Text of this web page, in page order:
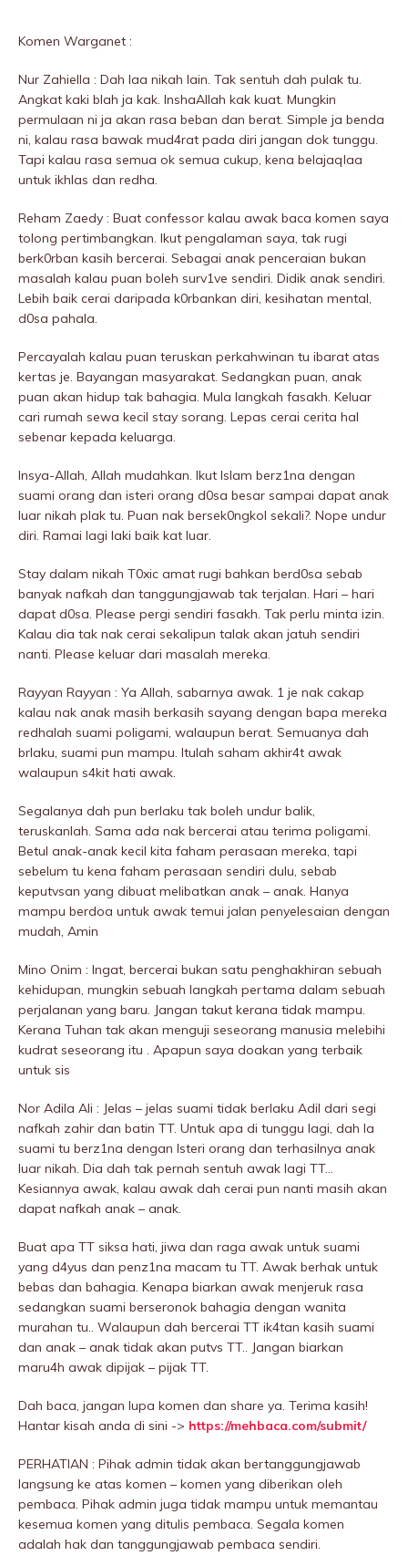
Komen Warganet :
Nur Zahiella : Dah laa nikah lain. Tak sentuh dah pulak tu.
Angkat kaki bIah ja kak. InshaAllah kak kuat. Mungkin
permulaan ni ja akan rasa beban dan berat. Simple ja benda
ni, kalau rasa bawak mud4rat pada diri jangan dok tunggu.
Tapi kalau rasa semua ok semua cukup, kena belajaqlaa
untuk ikhlas dan redha.
Reham Zaedy : Buat confessor kalau awak baca komen saya
tolong pertimbangkan. Ikut pengalaman saya, tak rugi
berk0rban kasih bercerai. Sebagai anak penceraian bukan
masalah kalau puan boleh surv1ve sendiri. Didik anak sendiri.
Lebih baik cerai daripada k0rbankan diri, kesihatan mentaI,
d0sa pahala.
Percayalah kalau puan teruskan perkahwinan tu ibarat atas
kertas je. Bayangan masyarakat. Sedangkan puan, anak
puan akan hidup tak bahagia. Mula langkah fasakh. Keluar
cari rumah sewa kecil stay sorang. Lepas cerai cerita hal
sebenar kepada keluarga.
Insya-Allah, Allah mudahkan. Ikut Islam berz1na dengan
suami orang dan isteri orang d0sa besar sampai dapat anak
luar nikah plak tu. Puan nak bersek0ngkol sekali?. Nope undur
diri. Ramai lagi laki baik kat luar.
Stay dalam nikah T0xic amat rugi bahkan berd0sa sebab
banyak nafkah dan tanggungjawab tak terjalan. Hari – hari
dapat d0sa. Please pergi sendiri fasakh. Tak perlu minta izin.
Kalau dia tak nak cerai sekalipun taIak akan jatuh sendiri
nanti. Please keluar dari masalah mereka.
Rayyan Rayyan : Ya Allah, sabarnya awak. 1 je nak cakap
kalau nak anak masih berkasih sayang dengan bapa mereka
redhalah suami poIigami, walaupun berat. Semuanya dah
brlaku, suami pun mampu. Itulah saham akhir4t awak
walaupun s4kit hati awak.
Segalanya dah pun berlaku tak boleh undur balik,
teruskanlah. Sama ada nak bercerai atau terima poligami.
Betul anak-anak kecil kita faham perasaan mereka, tapi
sebelum tu kena faham perasaan sendiri dulu, sebab
keputvsan yang dibuat melibatkan anak – anak. Hanya
mampu berdoa untuk awak temui jalan penyelesaian dengan
mudah, Amin
Mino Onim : Ingat, bercerai bukan satu penghakhiran sebuah
kehidupan, mungkin sebuah langkah pertama dalam sebuah
perjalanan yang baru. Jangan takut kerana tidak mampu.
Kerana Tuhan tak akan menguji seseorang manusia melebihi
kudrat seseorang itu . Apapun saya doakan yang terbaik
untuk sis
Nor Adila Ali : Jelas – jelas suami tidak berlaku Adil dari segi
nafkah zahir dan batin TT. Untuk apa di tunggu lagi, dah la
suami tu berz1na dengan Isteri orang dan terhasilnya anak
luar nikah. Dia dah tak pernah sentuh awak lagi TT…
Kesiannya awak, kalau awak dah cerai pun nanti masih akan
dapat nafkah anak – anak.
Buat apa TT siksa hati, jiwa dan raga awak untuk suami
yang d4yus dan penz1na macam tu TT. Awak berhak untuk
bebas dan bahagia. Kenapa biarkan awak menjeruk rasa
sedangkan suami berseronok bahagia dengan wanita
murahan tu.. Walaupun dah bercerai TT ik4tan kasih suami
dan anak – anak tidak akan putvs TT.. Jangan biarkan
maru4h awak dipijak – pijak TT.
Dah baca, jangan lupa komen dan share ya. Terima kasih!
Hantar kisah anda di sini -> https://mehbaca.com/submit/
PERHATIAN : Pihak admin tidak akan bertanggungjawab
langsung ke atas komen – komen yang diberikan oleh
pembaca. Pihak admin juga tidak mampu untuk memantau
kesemua komen yang ditulis pembaca. Segala komen
adalah hak dan tanggungjawab pembaca sendiri.